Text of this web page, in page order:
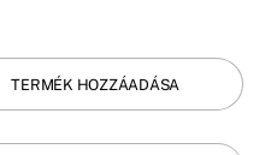
TERMÉK HOZZÁADÁSA